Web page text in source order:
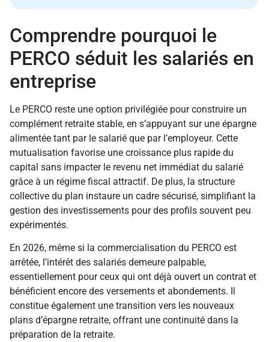
Comprendre pourquoi le
PERCO séduit les salariés en
entreprise
Le PERCO reste une option privilégiée pour construire un
complément retraite stable, en s’appuyant sur une épargne
alimentée tant par le salarié que par l’employeur. Cette
mutualisation favorise une croissance plus rapide du
capital sans impacter le revenu net immédiat du salarié
grâce à un régime fiscal attractif. De plus, la structure
collective du plan instaure un cadre sécurisé, simplifiant la
gestion des investissements pour des profils souvent peu
expérimentés.
En 2026, même si la commercialisation du PERCO est
arrêtée, l’intérêt des salariés demeure palpable,
essentiellement pour ceux qui ont déjà ouvert un contrat et
bénéficient encore des versements et abondements. Il
constitue également une transition vers les nouveaux
plans d’épargne retraite, offrant une continuité dans la
préparation de la retraite.